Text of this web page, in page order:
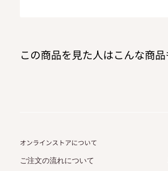
この商品を見た人はこんな商
オンラインストアについて
ご注文の流れについて